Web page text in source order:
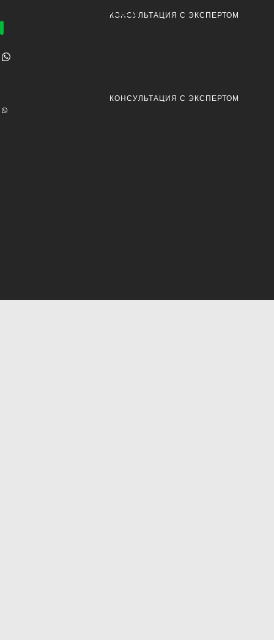
КОНСУЛЬТАЦИЯ С ЭКСПЕРТОМ
КОНСУЛЬТАЦИЯ С ЭКСПЕРТОМ
вам полезны